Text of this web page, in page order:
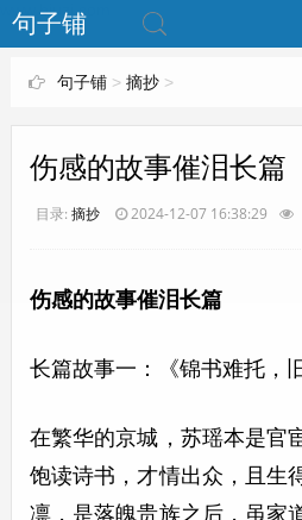
www.bjuzi.com
句子铺
句子铺> 摘抄>
伤感的故事催泪长篇
目录: 摘抄 2024-12-07 16:38:29
伤感的故事催泪长篇
长篇故事一：《锦书难托，
在繁华的京城，苏瑶本是官
饱读诗书，才情出众，且生
凛，是落魄贵族之后，虽家